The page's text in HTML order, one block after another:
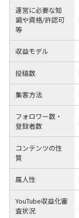
運営に必要な知
識や資格/許認可
等
収益モデル
投稿数
集客方法
フォロワー数・
登録者数
コンテンツの性
質
属人性
YouTube収益化審
査状況